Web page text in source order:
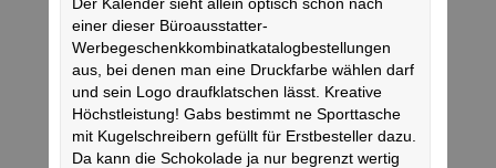
einer dieser Büroausstatter-
Werbegeschenkkombinatkatalogbestellungen
aus, bei denen man eine Druckfarbe wählen darf
und sein Logo draufklatschen lässt. Kreative
Höchstleistung! Gabs bestimmt ne Sporttasche
mit Kugelschreibern gefüllt für Erstbesteller dazu.
Da kann die Schokolade ja nur begrenzt wertig